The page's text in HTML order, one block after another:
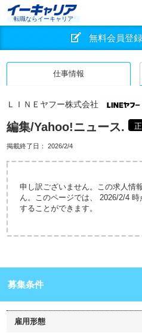
転職ならイーキャリア
無料会員登
仕事情報
ＬＩＮＥヤフー株式会社
編集/Yahoo!ニュース.
掲載終了日： 2026/2/4
申し訳ございません。この求人情
ん。このページでは、 2026/2/4
することができます。
募集条件
雇用形態